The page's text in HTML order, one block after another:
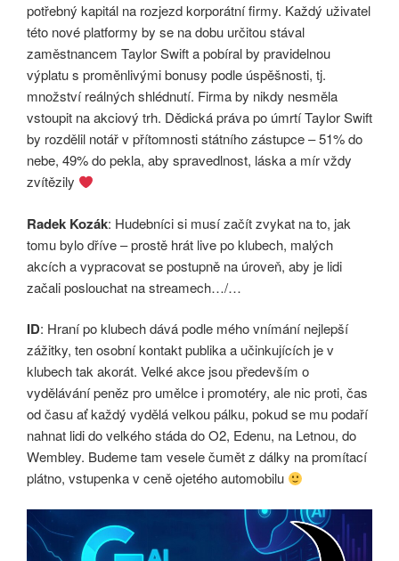
potřebný kapitál na rozjezd korporátní firmy. Každý uživatel
této nové platformy by se na dobu určitou stával
zaměstnancem Taylor Swift a pobíral by pravidelnou
výplatu s proměnlivými bonusy podle úspěšnosti, tj.
množství reálných shlédnutí. Firma by nikdy nesměla
vstoupit na akciový trh. Dědická práva po úmrtí Taylor Swift
by rozdělil notář v přítomnosti státního zástupce – 51% do
nebe, 49% do pekla, aby spravedlnost, láska a mír vždy
zvítězily
Radek Kozák: Hudebníci si musí začít zvykat na to, jak
tomu bylo dříve – prostě hrát live po klubech, malých
akcích a vypracovat se postupně na úroveň, aby je lidi
začali poslouchat na streamech…/…
ID: Hraní po klubech dává podle mého vnímání nejlepší
zážitky, ten osobní kontakt publika a učinkujících je v
klubech tak akorát. Velké akce jsou především o
vydělávání peněz pro umělce i promotéry, ale nic proti, čas
od času ať každý vydělá velkou pálku, pokud se mu podaří
nahnat lidi do velkého stáda do O2, Edenu, na Letnou, do
Wembley. Budeme tam vesele čumět z dálky na promítací
plátno, vstupenka v ceně ojetého automobilu